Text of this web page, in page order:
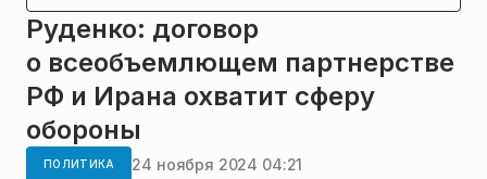
Руденко: договор
о всеобъемлющем партнерстве
РФ и Ирана охватит сферу
обороны
ПОЛИТИКА 24 ноября 2024 04:21